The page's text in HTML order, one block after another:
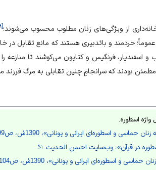
خانه‌داری از ویژگی‌های زنان مطلوب محسوب می‌شوند؛[
خردمند و باتدبیری هستند که مانع تقابل در
اسفندیار، فرنگیس و کتایون می‌کوشند تا منازعه
مطمئن بودند که سرانجامِ چنین تقابلی به مرگ فرزند
و اسطوره‌ای ایرانی و یونانی»، 1390ش، ص99-98.
در قرآن»، وب‌سایت احسن الحدیث.
و اسطوره‌ای ایرانی و یونانی»، 1390ش، ص104.